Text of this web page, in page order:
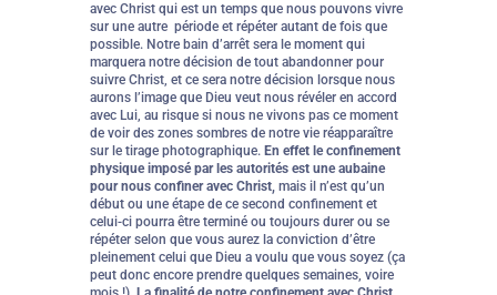
avec Christ qui est un temps que nous pouvons vivre
sur une autre période et répéter autant de fois que
possible. Notre bain d’arrêt sera le moment qui
marquera notre décision de tout abandonner pour
suivre Christ, et ce sera notre décision lorsque nous
aurons l’image que Dieu veut nous révéler en accord
avec Lui, au risque si nous ne vivons pas ce moment
de voir des zones sombres de notre vie réapparaître
sur le tirage photographique. En effet le confinement
physique imposé par les autorités est une aubaine
pour nous confiner avec Christ,mais il n’est qu’un
début ou une étape de ce second confinement et
celui-ci pourra être terminé ou toujours durer ou se
répéter selon que vous aurez la conviction d’être
pleinement celui que Dieu a voulu que vous soyez (ça
peut donc encore prendre quelques semaines, voire